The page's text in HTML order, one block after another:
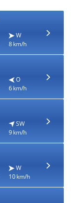
W
8 km/h
O
6 km/h
SW
9 km/h
W
10 km/h